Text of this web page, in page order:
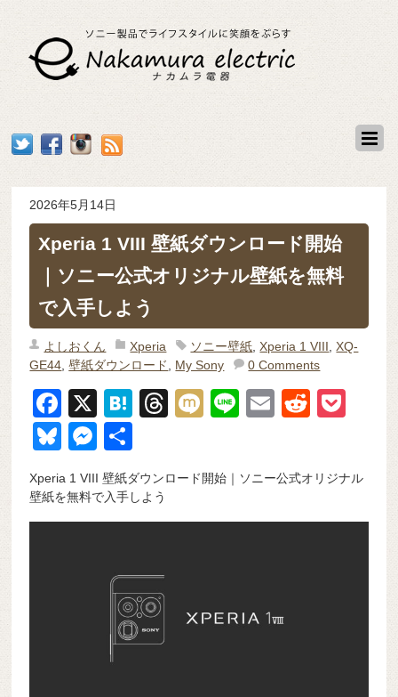
2026年5月14日
Xperia 1 VIII 壁紙ダウンロード開始
｜ソニー公式オリジナル壁紙を無料
で入手しよう
よしおくん Xperia ソニー壁紙 ,Xperia 1 VIII ,XQ-
GE44 ,壁紙ダウンロード My Sony 0 Comments
F
a
c
e
b
X
H
n
a
T
a
d
M
Li
E
R
di
t
et
Bl
e
sk
M
e
ss
e
g
er
有
Xperia 1 VIII 壁紙ダウンロード開始｜ソニー公式オリジナル
壁紙を無料で入手しよう